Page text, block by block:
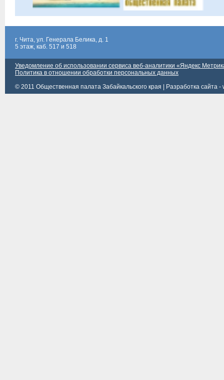
г. Чита, ул. Генерала Белика, д. 1
5 этаж, каб. 517 и 518
Уведомление об использовании сервиса веб-аналитики «Яндекс
Политика в отношении обработки персональных данных
© 2011 Общественная палата Забайкальского края |
Разработка сайта -